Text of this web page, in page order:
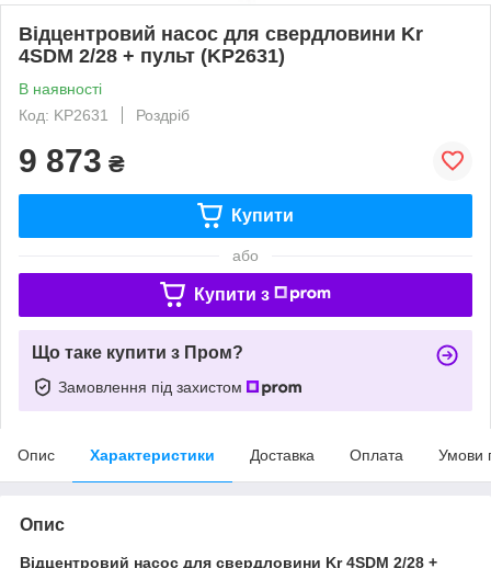
Відцентровий насос для свердловини Kr
4SDM 2/28 + пульт (KP2631)
В наявності
Код: KP2631
Роздріб
9 873 ₴
Купити
або
Купити з
Що таке купити з Пром?
Замовлення під захистом
Опис Характеристики Доставка Оплата Умови
Опис
Відцентровий насос для свердловини Kr 4SDM 2/28 +